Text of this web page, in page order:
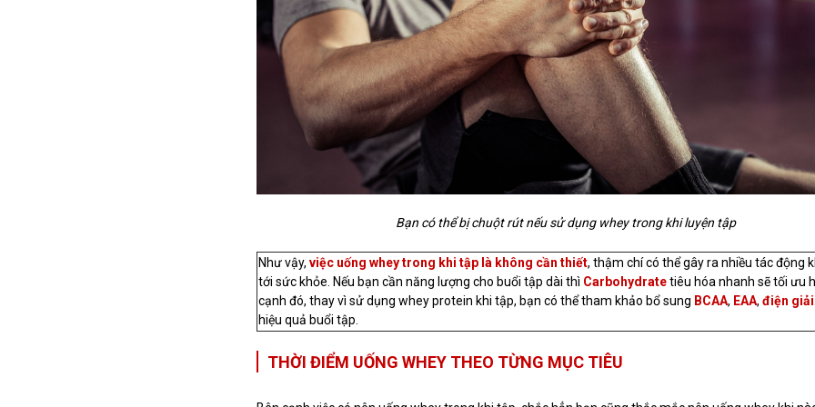
Bạn có thể bị chuột rút nếu sử dụng whey trong khi luyện tập
Như vậy, việc uống whey trong khi tập là không cần thiết, thậm chí có thể gây ra nhiều tác động
tới sức khỏe. Nếu bạn cần năng lượng cho buổi tập dài thì Carbohydratetiêu hóa nhanh sẽ tối ưu
cạnh đó, thay vì sử dụng whey protein khi tập, bạn có thể tham khảo bổ sung BCAA, EAA, điện giải
hiệu quả buổi tập.
THỜI ĐIỂM UỐNG WHEY THEO TỪNG MỤC TIÊU